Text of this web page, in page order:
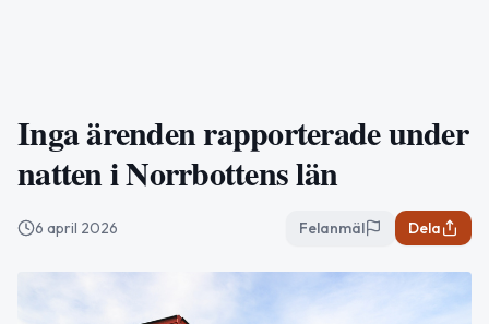
Inga ärenden rapporterade under
natten i Norrbottens län
6 april 2026 Felanmäl Dela